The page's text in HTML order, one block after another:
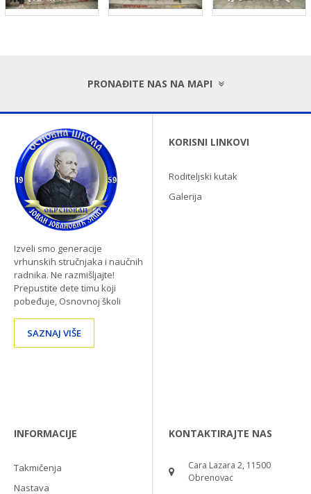
PRONAĐITE NAS NA MAPI
Izveli smo generacije
vrhunskih stručnjaka i naučnih
radnika. Ne razmišljajte!
Prepustite dete timu koji
pobeđuje, Osnovnoj školi
SAZNAJ VIŠE
KORISNI LINKOVI
Roditeljski kutak
Galerija
INFORMACIJE
Takmičenja
Nastava
KONTAKTIRAJTE NAS
Cara Lazara 2, 11500
Obrenovac